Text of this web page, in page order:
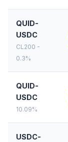
QUID-
USDC
CL200 -
0.3%
QUID-
USDC
10.09%
USDC-